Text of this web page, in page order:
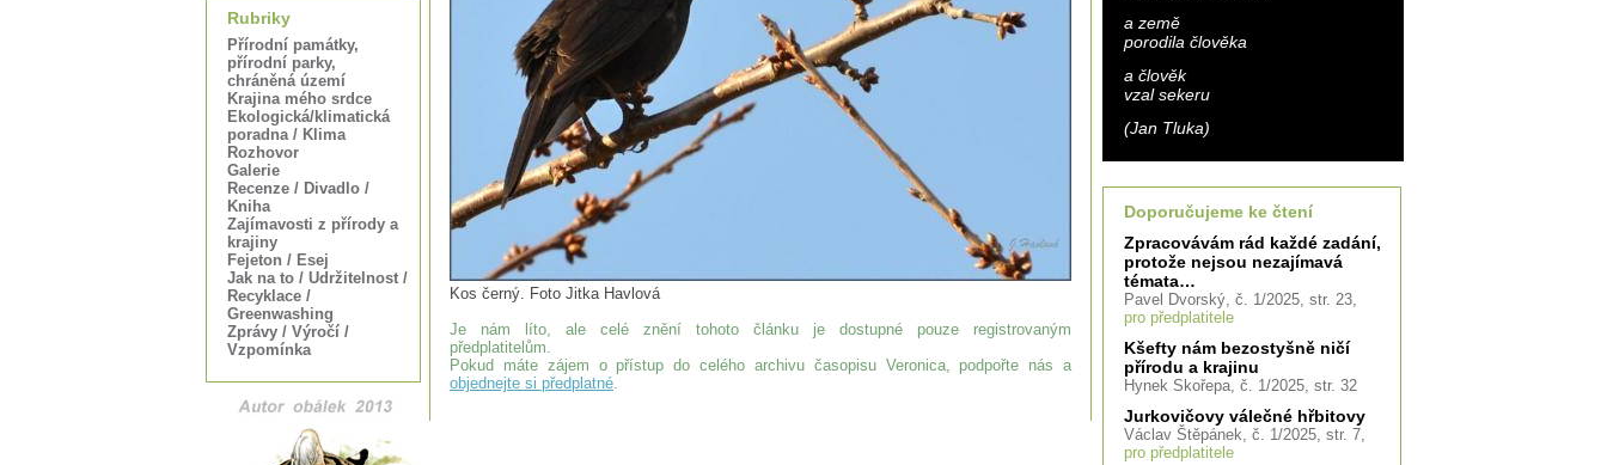
Rubriky
Přírodní památky,
přírodní parky,
chráněná území
Krajina mého srdce
Ekologická/klimatická
poradna / Klima
Rozhovor
Galerie
Recenze / Divadlo /
Kniha
Zajímavosti z přírody a
krajiny
Fejeton / Esej
Jak na to / Udržitelnost /
Recyklace /
Greenwashing
Zprávy / Výročí /
Vzpomínka
a země
porodila člověka
a člověk
vzal sekeru
(Jan Tluka)
Doporučujeme ke čtení
Zpracovávám rád každé zadání,
protože nejsou nezajímavá
témata…
Pavel Dvorský, č. 1/2025, str. 23,
pro předplatitele
Kšefty nám bezostyšně ničí
přírodu a krajinu
Hynek Skořepa, č. 1/2025, str. 32
Jurkovičovy válečné hřbitovy
Václav Štěpánek, č. 1/2025, str. 7,
pro předplatitele
Kos černý. Foto Jitka Havlová
Je nám líto, ale celé znění tohoto článku je dostupné pouze registrovaným
předplatitelům.
Pokud máte zájem o přístup do celého archivu časopisu Veronica, podpořte nás a
objednejte si předplatné.